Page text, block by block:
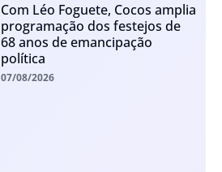
Com Léo Foguete, Cocos amplia
programação dos festejos de
68 anos de emancipação
política
07/08/2026